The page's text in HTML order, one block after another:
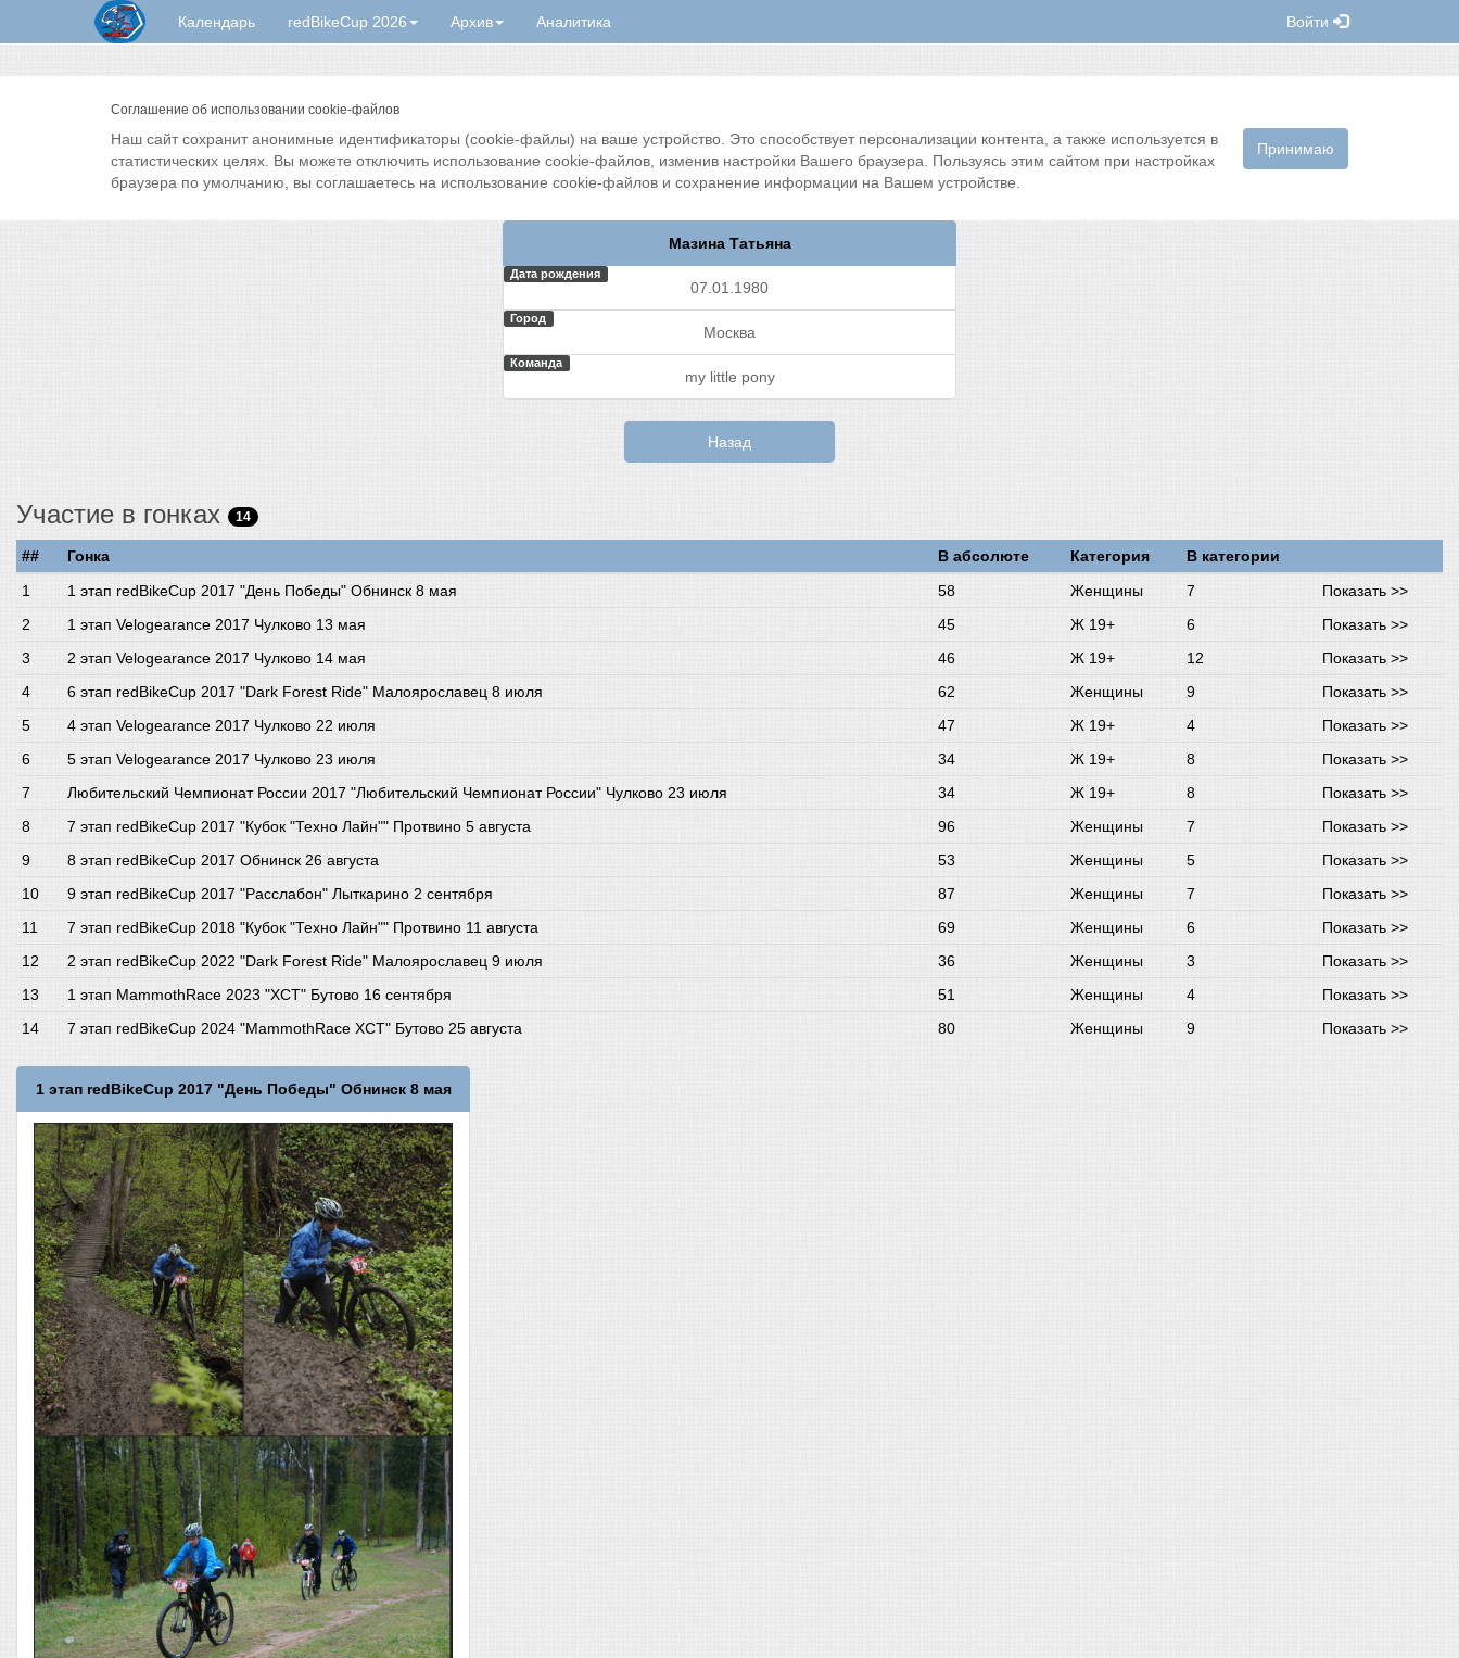
Календарь redBikeCup 2026 Архив Аналитика Войти
Соглашение об использовании cookie-файлов
Принимаю
Наш сайт сохранит анонимные идентификаторы (cookie-файлы) на ваше устройство. Это способствует персонализации контента, а также используется в
статистических целях. Вы можете отключить использование cookie-файлов, изменив настройки Вашего браузера. Пользуясь этим сайтом при настройках
браузера по умолчанию, вы соглашаетесь на использование cookie-файлов и сохранение информации на Вашем устройстве.
Мазина Татьяна
Дата рождения
07.01.1980
Город
Москва
Команда
my little pony
Назад
Участие в гонках 14
## Гонка В абсолюте Категория
В категории
1 этап redBikeCup 2017 "День Победы" Обнинск 8 мая
58 Женщины 7
Показать >>
1 этап Velogearance 2017 Чулково 13 мая
45 Ж 19+ 6
Показать >>
2 этап Velogearance 2017 Чулково 14 мая
46 Ж 19+ 12
Показать >>
6 этап redBikeCup 2017 "Dark Forest Ride" Малоярославец 8 июля
62 Женщины 9
Показать >>
4 этап Velogearance 2017 Чулково 22 июля
47 Ж 19+ 4
Показать >>
5 этап Velogearance 2017 Чулково 23 июля
34 Ж 19+ 8
Показать >>
Любительский Чемпионат России 2017 "Любительский Чемпионат России" Чулково 23 июля
34 Ж 19+ 8
Показать >>
7 этап redBikeCup 2017 "Кубок "Техно Лайн"" Протвино 5 августа
96 Женщины 7
Показать >>
8 этап redBikeCup 2017 Обнинск 26 августа
53 Женщины 5
Показать >>
9 этап redBikeCup 2017 "Расслабон" Лыткарино 2 сентября
87 Женщины 7
Показать >>
7 этап redBikeCup 2018 "Кубок "Техно Лайн"" Протвино 11 августа
69 Женщины 6
Показать >>
2 этап redBikeCup 2022 "Dark Forest Ride" Малоярославец 9 июля
36 Женщины 3
Показать >>
1 этап MammothRace 2023 "XCT" Бутово 16 сентября
51 Женщины 4
Показать >>
7 этап redBikeCup 2024 "MammothRace XCT" Бутово 25 августа
80 Женщины 9 Показать >>
1 этап redBikeCup 2017 "День Победы" Обнинск 8 мая